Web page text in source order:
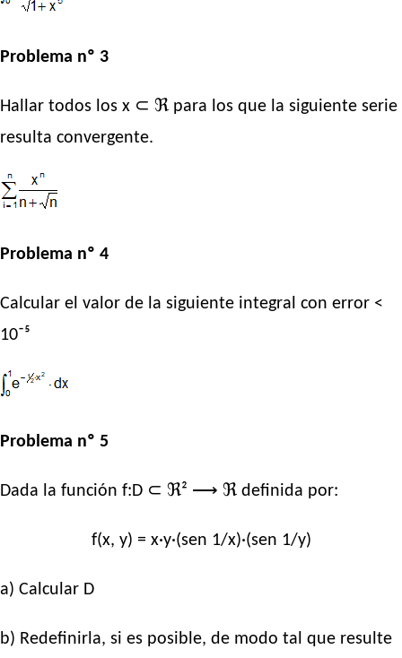
Problema nº 3
Hallar todos los x ⊂ ℜ para los que la siguiente serie
resulta convergente.
Problema nº 4
Calcular el valor de la siguiente integral con error <
10⁻⁵
Problema nº 5
Dada la función f:D ⊂ ℜ² ⟶ ℜ definida por:
f(x, y) = x·y·(sen 1/x)·(sen 1/y)
a) Calcular D
b) Redefinirla, si es posible, de modo tal que resulte